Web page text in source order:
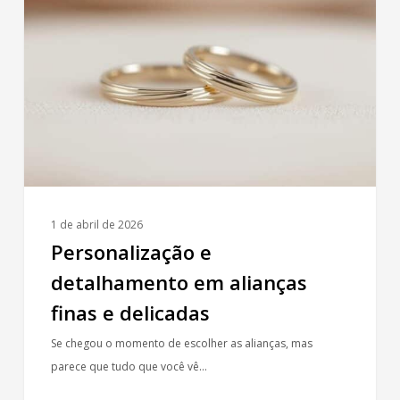
detalhamento
em
1 de abril de 2026
Personalização e
detalhamento em alianças
finas e delicadas
Se chegou o momento de escolher as alianças, mas
parece que tudo que você vê…